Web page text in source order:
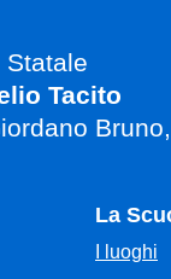
Statale
Tacito
La
I luoghi